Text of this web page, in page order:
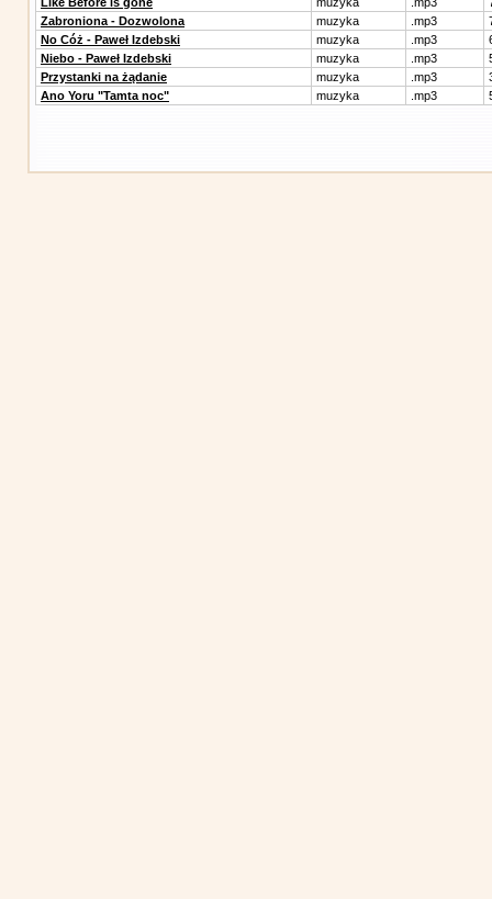
Zabroniona - Dozwolona
muzyka .mp3
No Cóż - Paweł Izdebski
muzyka .mp3
Niebo - Paweł Izdebski
muzyka .mp3
Przystanki na żądanie
muzyka .mp3
Ano Yoru "Tamta noc"
muzyka .mp3